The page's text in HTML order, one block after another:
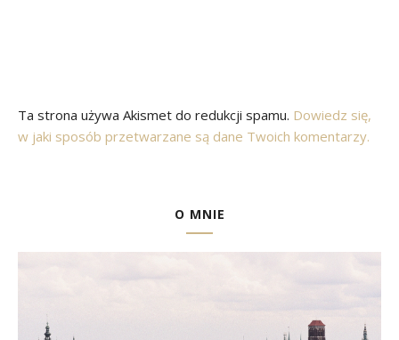
Ta strona używa Akismet do redukcji spamu. Dowiedz się,
w jaki sposób przetwarzane są dane Twoich komentarzy.
O MNIE